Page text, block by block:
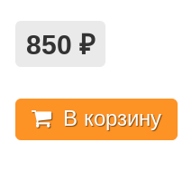
850 ₽
В корзину